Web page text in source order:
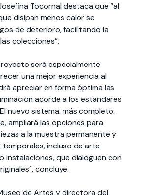
Tocornal destaca que “al
disipan menos calor se
de deterioro, facilitando la
colecciones”.
será especialmente
una mejor experiencia al
apreciar en forma óptima las
acorde a los estándares
nuevo sistema, más completo,
ampliará las opciones para
a la muestra permanente y
incluso de arte
instalaciones, que dialoguen con
concluye.
de Artes y directora del